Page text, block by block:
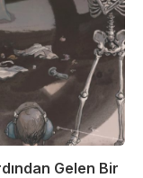
Gelen Bir